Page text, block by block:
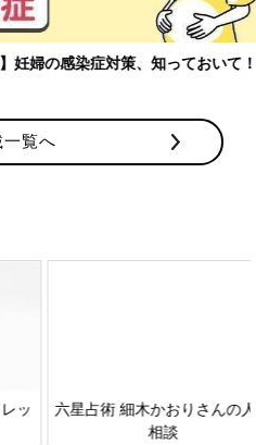
婦の感染症対策、知っておいて！
覧へ
六星占術 細木かおりさんの人生